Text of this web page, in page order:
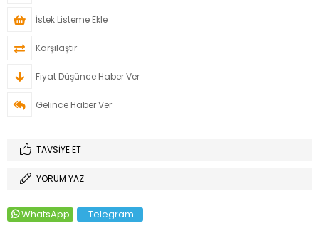
İstek Listeme Ekle
Karşılaştır
Fiyat Düşünce Haber Ver
Gelince Haber Ver
TAVSIYE ET
YORUM YAZ
WhatsApp Telegram